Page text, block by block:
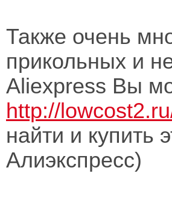
Также очень
прикольных и
Aliexpress Вы
http://
найти и купить
Алиэкспресс)